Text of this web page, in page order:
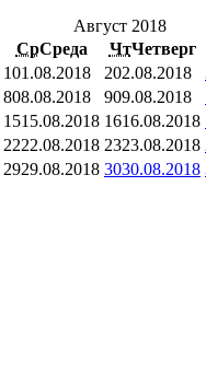
Август 2018
СрСреда ЧтЧетверг
101.08.2018 202.08.2018
808.08.2018 909.08.2018
1515.08.2018 1616.08.2018
2222.08.2018 2323.08.2018
2929.08.2018 3030.08.2018